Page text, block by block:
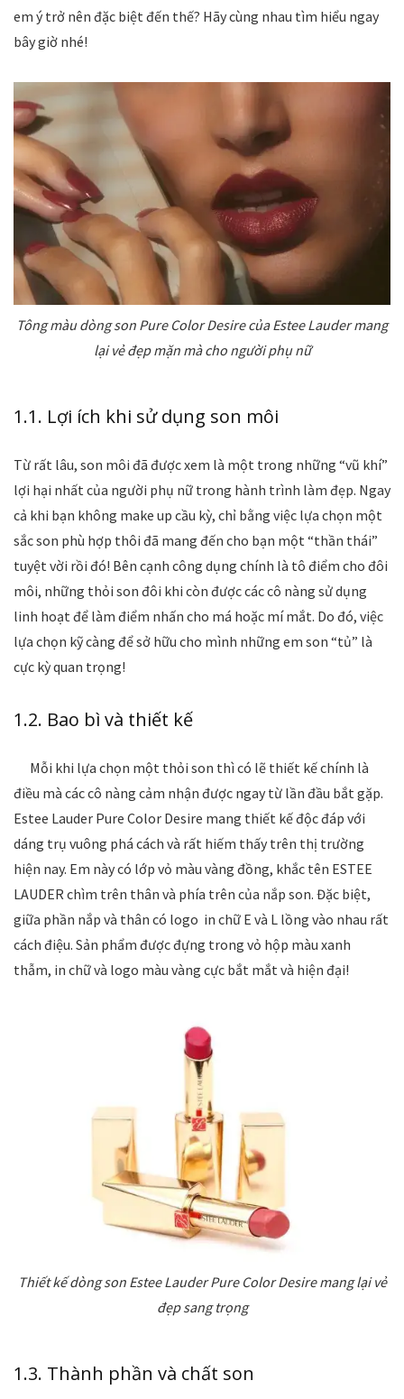
em ý trở nên đặc biệt đến thế? Hãy cùng nhau tìm hiểu ngay
bây giờ nhé!
Tông màu dòng son Pure Color Desire của Estee Lauder mang
lại vẻ đẹp mặn mà cho người phụ nữ
1.1. Lợi ích khi sử dụng son môi
Từ rất lâu, son môi đã được xem là một trong những “vũ khí”
lợi hại nhất của người phụ nữ trong hành trình làm đẹp. Ngay
cả khi bạn không make up cầu kỳ, chỉ bằng việc lựa chọn một
sắc son phù hợp thôi đã mang đến cho bạn một “thần thái”
tuyệt vời rồi đó! Bên cạnh công dụng chính là tô điểm cho đôi
môi, những thỏi son đôi khi còn được các cô nàng sử dụng
linh hoạt để làm điểm nhấn cho má hoặc mí mắt. Do đó, việc
lựa chọn kỹ càng để sở hữu cho mình những em son “tủ” là
cực kỳ quan trọng!
1.2. Bao bì và thiết kế
Mỗi khi lựa chọn một thỏi son thì có lẽ thiết kế chính là
điều mà các cô nàng cảm nhận được ngay từ lần đầu bắt gặp.
Estee Lauder Pure Color Desire mang thiết kế độc đáp với
dáng trụ vuông phá cách và rất hiếm thấy trên thị trường
hiện nay. Em này có lớp vỏ màu vàng đồng, khắc tên ESTEE
LAUDER chìm trên thân và phía trên của nắp son. Đặc biệt,
giữa phần nắp và thân có logo in chữ E và L lồng vào nhau rất
cách điệu. Sản phẩm được đựng trong vỏ hộp màu xanh
thẫm, in chữ và logo màu vàng cực bắt mắt và hiện đại!
Thiết kế dòng son Estee Lauder Pure Color Desire mang lại vẻ
đẹp sang trọng
1.3. Thành phần và chất son